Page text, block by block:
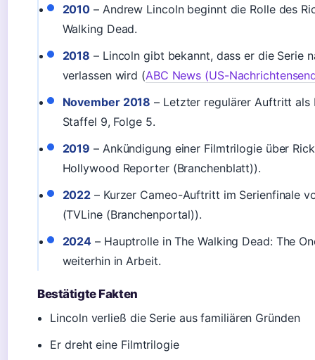
2010 – Andrew Lincoln beginnt die Rolle des
Walking Dead.
2018 – Lincoln gibt bekannt, dass er die Serie
verlassen wird (ABC News (US-
November 2018 – Letzter regulärer Auftritt als
Staffel 9, Folge 5.
2019 – Ankündigung einer Filmtrilogie über
Hollywood Reporter (Branchenblatt)).
2022 – Kurzer Cameo-Auftritt im Serienfinale
(TVLine (Branchenportal)).
2024 – Hauptrolle in The Walking Dead: The
weiterhin in Arbeit.
Bestätigte Fakten
Lincoln verließ die Serie aus familiären Gründen
Er dreht eine Filmtrilogie